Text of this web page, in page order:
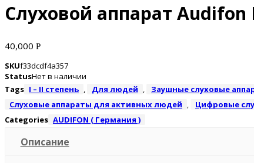
Слуховой аппарат Audifon
40,000 Р
SKUf33dcdf4a357
StatusНет в наличии
Tags I – II степень , Для людей , Заушные слуховые
Слуховые аппараты для активных людей ,
Цифровые
Categories AUDIFON ( Германия )
Описание